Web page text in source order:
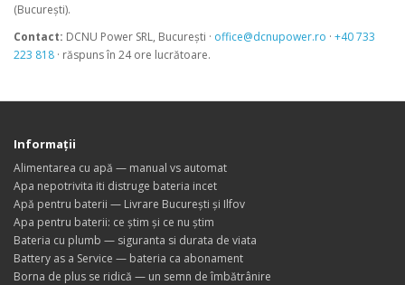
(București).
Contact: DCNU Power SRL, București · office@dcnupower.ro · +40 733
223 818 · răspuns în 24 ore lucrătoare.
Informaţii
Alimentarea cu apă — manual vs automat
Apa nepotrivita iti distruge bateria incet
Apă pentru baterii — Livrare București și Ilfov
Apa pentru baterii: ce știm și ce nu știm
Bateria cu plumb — siguranta si durata de viata
Battery as a Service — bateria ca abonament
Borna de plus se ridică — un semn de îmbătrânire